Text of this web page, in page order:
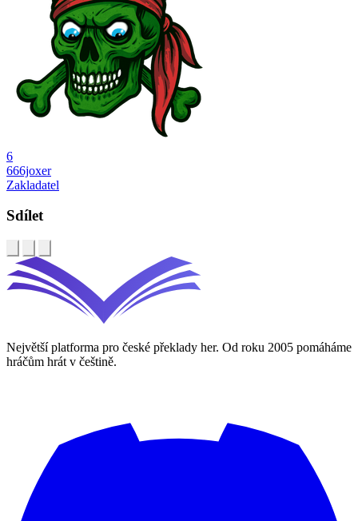
6
666joxer
Zakladatel
Sdílet
Největší platforma pro české překlady her. Od roku 2005 pomáháme
hráčům hrát v češtině.